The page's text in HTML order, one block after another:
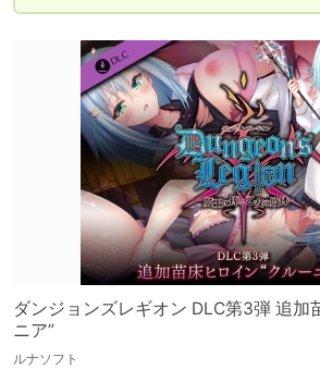
ダンジョンズレギオン DLC第3弾 追加
ニア”
ルナソフト